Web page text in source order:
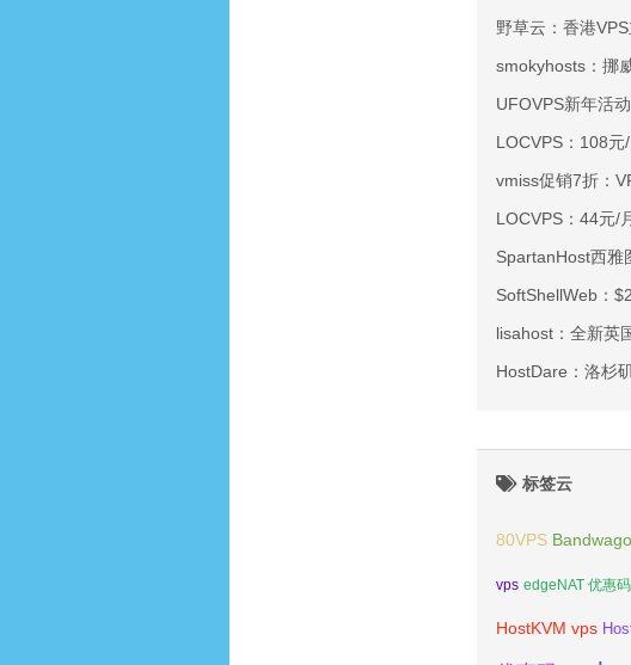
野草云：香港
smokyhosts：挪
UFOVPS新年活
LOCVPS：108
vmiss促销7折：
LOCVPS：44元/
SpartanHost西雅
SoftShellWeb：
lisahost：全新英
HostDare：洛杉
标签云
80VPS
vps edgeNAT 优惠码
HostKVM vps